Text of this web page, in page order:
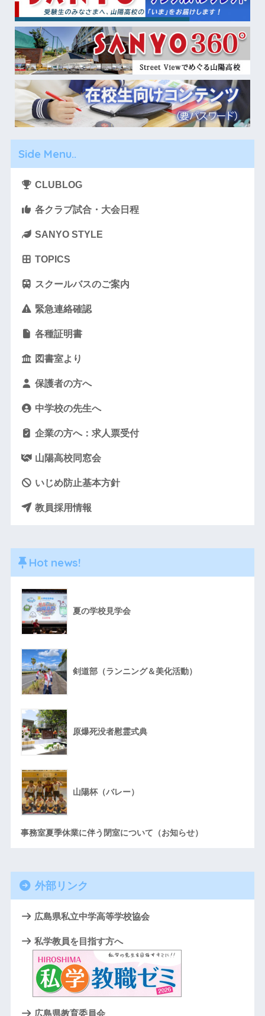
Side Menu..
CLUBLOG
各クラブ試合・大会日程
SANYO STYLE
TOPICS
スクールバスのご案内
緊急連絡確認
各種証明書
図書室より
保護者の方へ
中学校の先生へ
企業の方へ：求人票受付
山陽高校同窓会
いじめ防止基本方針
教員採用情報
Hot news!
夏の学校見学会
剣道部（ランニング＆美化活動）
原爆死没者慰霊式典
山陽杯（バレー）
事務室夏季休業に伴う閉室について（お知らせ）
外部リンク
広島県私立中学高等学校協会
私学教員を目指す方へ
広島県教育委員会